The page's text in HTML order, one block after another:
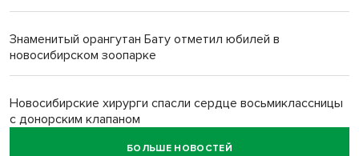
Знаменитый орангутан Бату отметил юбилей в
новосибирском зоопарке
Новосибирские хирурги спасли сердце восьмиклассницы
с донорским клапаном
БОЛЬШЕ НОВОСТЕЙ